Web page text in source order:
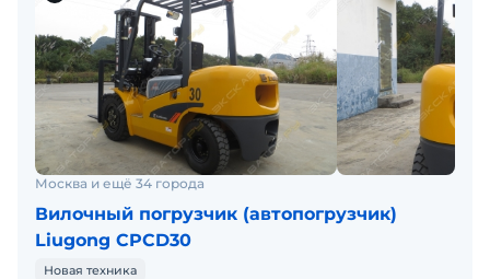
Москва и ещё 34 города
Вилочный погрузчик (автопогрузчик)
Liugong CPCD30
Новая техника